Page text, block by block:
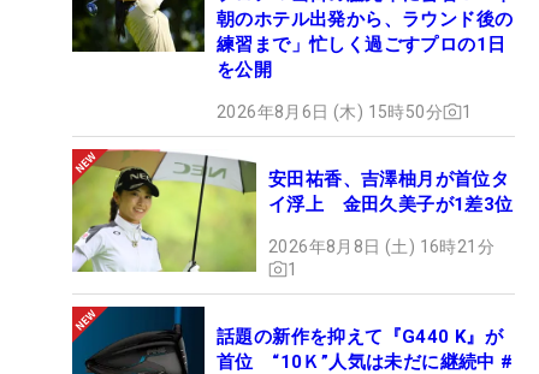
朝のホテル出発から、ラウンド後の
練習まで」忙しく過ごすプロの1日
を公開
2026年8月6日 (木) 15時50分 1
安田祐香、吉澤柚月が首位タ
イ浮上 金田久美子が1差3位
2026年8月8日 (土) 16時21分
1
話題の新作を抑えて『G440 K』が
首位 “10Ｋ”人気は未だに継続中 #